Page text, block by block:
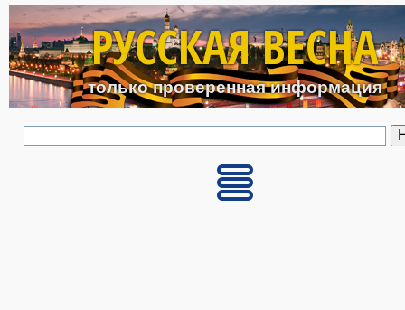
Перейти к основному
РУССКАЯ ВЕСНА
только проверенная информация